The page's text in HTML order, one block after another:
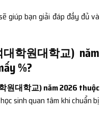
giúp bạn giải đáp đầy đủ và
대학원대학교) năm
%?
원대학교) năm 2026 thuộc
sinh quan tâm khi chuẩn bị